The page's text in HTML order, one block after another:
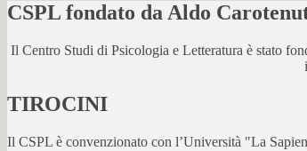
CSPL fondato da Aldo
Il Centro Studi di Psicologia e Letteratura è stato
TIROCINI
Il CSPL è convenzionato con l’Università "La